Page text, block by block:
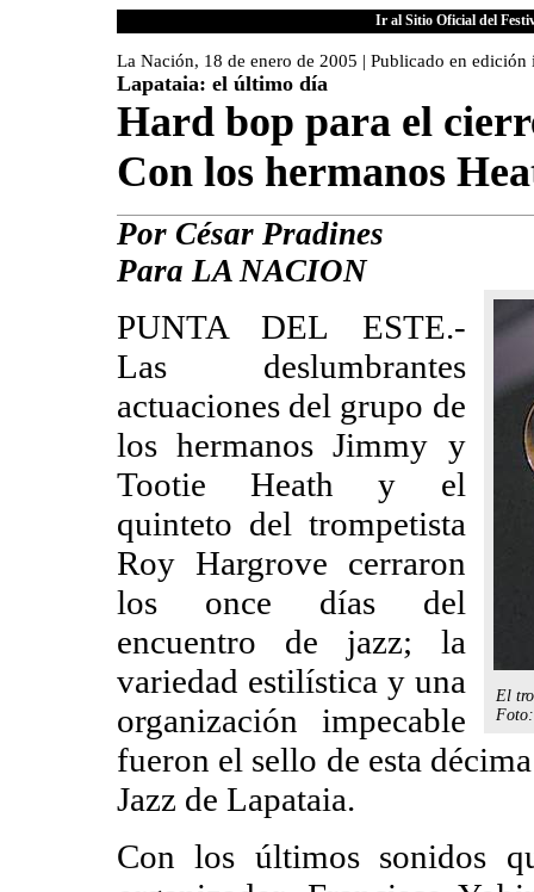
Ir al Sitio Oficial del
La Nación, 18 de enero de 2005 | Publicado en edición
Lapataia: el último día
Hard bop para el
Con los hermanos
Por César Pradines
Para LA NACION
El
PUNTA DEL ESTE.-
Las deslumbrantes
actuaciones del grupo de
los hermanos Jimmy y
Tootie Heath y el
quinteto del trompetista
Roy Hargrove cerraron
los once días del
encuentro de jazz; la
variedad estilística y una
organización impecable
fueron el sello de esta
Jazz de Lapataia.
Con los últimos sonidos